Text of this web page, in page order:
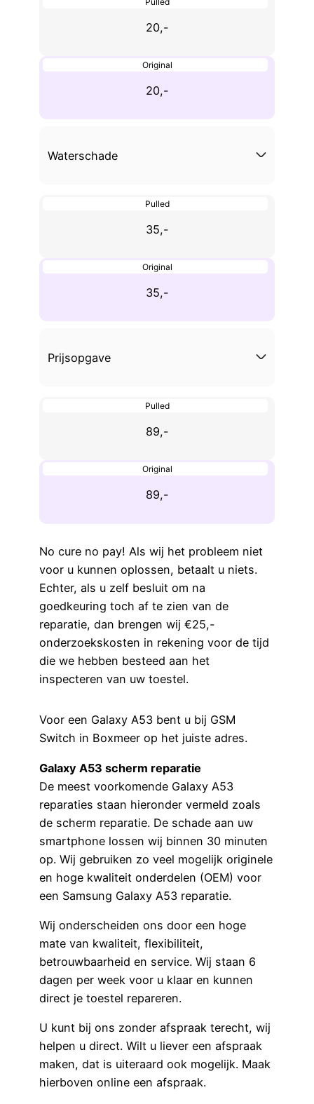
20,-
Original
20,-
Waterschade
Pulled
35,-
Original
35,-
Prijsopgave
Pulled
89,-
Original
89,-
No cure no pay! Als wij het probleem niet
voor u kunnen oplossen, betaalt u niets.
Echter, als u zelf besluit om na
goedkeuring toch af te zien van de
reparatie, dan brengen wij €25,-
onderzoekskosten in rekening voor de tijd
die we hebben besteed aan het
inspecteren van uw toestel.
Voor een Galaxy A53 bent u bij GSM
Switch in Boxmeer op het juiste adres.
Galaxy A53 scherm reparatie
De meest voorkomende Galaxy A53
reparaties staan hieronder vermeld zoals
de scherm reparatie. De schade aan uw
smartphone lossen wij binnen 30 minuten
op. Wij gebruiken zo veel mogelijk originele
en hoge kwaliteit onderdelen (OEM) voor
een Samsung Galaxy A53 reparatie.
Wij onderscheiden ons door een hoge
mate van kwaliteit, flexibiliteit,
betrouwbaarheid en service. Wij staan 6
dagen per week voor u klaar en kunnen
direct je toestel repareren.
U kunt bij ons zonder afspraak terecht, wij
helpen u direct. Wilt u liever een afspraak
maken, dat is uiteraard ook mogelijk. Maak
hierboven online een afspraak.